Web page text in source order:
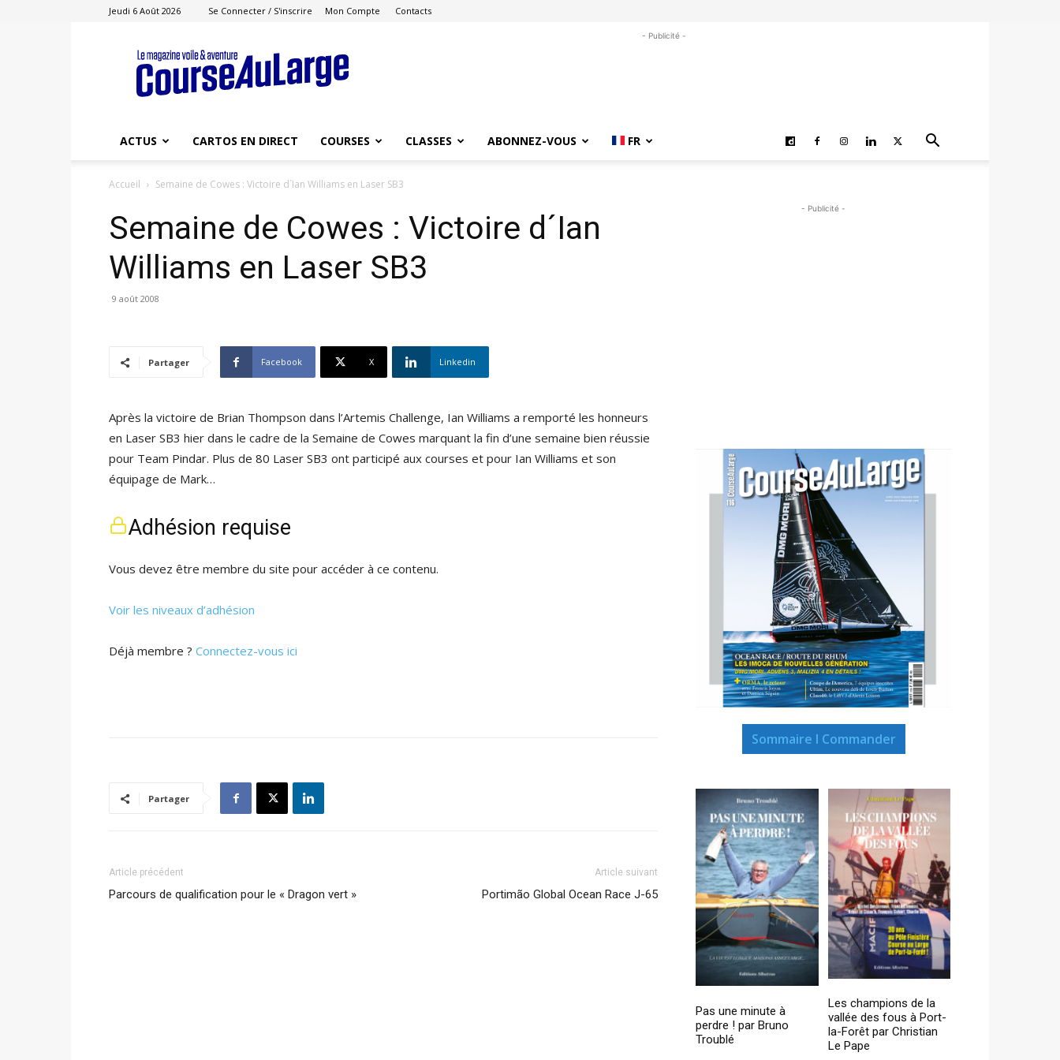
Jeudi 6 Août 2026 Se Connecter / S'inscrire Mon Compte Contacts
Course
au
Large
- Publicité -
ACTUS CARTOS EN DIRECT COURSES CLASSES ABONNEZ-VOUS FR
Accueil Semaine de Cowes : Victoire d´Ian Williams en Laser SB3
Semaine de Cowes : Victoire d´Ian
Williams en Laser SB3
9 août 2008
Partager Facebook X Linkedin
Après la victoire de Brian Thompson dans l’Artemis Challenge, Ian Williams a remporté les honneurs
en Laser SB3 hier dans le cadre de la Semaine de Cowes marquant la fin d’une semaine bien réussie
pour Team Pindar. Plus de 80 Laser SB3 ont participé aux courses et pour Ian Williams et son
équipage de Mark…
Adhésion requise
Vous devez être membre du site pour accéder à ce contenu.
Voir les niveaux d’adhésion
Déjà membre ? Connectez-vous ici
Partager
Article précédent
Parcours de qualification pour le « Dragon vert »
Article suivant
Portimão Global Ocean Race J-65
- Publicité -
Sommaire I Commander
Pas une minute à
perdre ! par Bruno
Troublé
Les champions de la
vallée des fous à Port-
la-Forêt par Christian
Le Pape